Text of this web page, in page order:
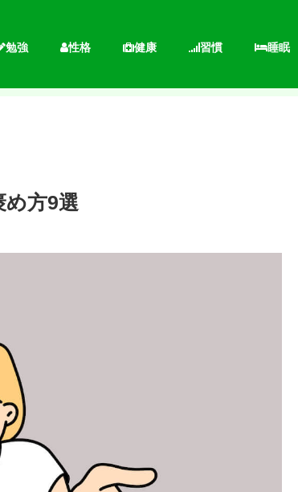
勉強 性格 健康 習慣 睡眠
め方9選